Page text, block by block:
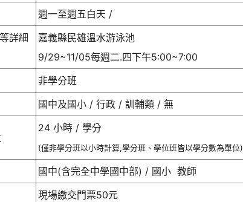
週一至週五白天 /
詳細
嘉義縣民雄溫水游泳池
9/29~11/05每週二.四下午5:00~7:00
非學分班
國中及國小 / 行政 / 訓輔類 / 無
24 小時 / 學分
(僅非學分班以小時計算,學分班、學位班皆以學分數為單位)
國中(含完全中學國中部) / 國小 教師
現場繳交門票50元